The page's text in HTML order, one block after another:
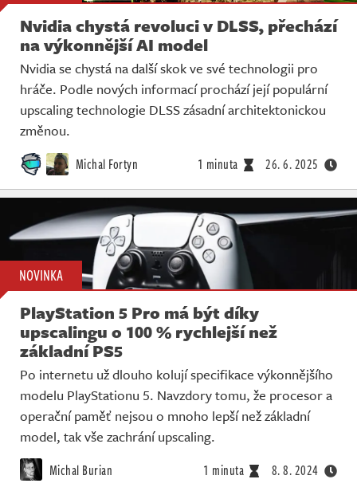
Nvidia chystá revoluci v DLSS, přechází
na výkonnější AI model
Nvidia se chystá na další skok ve své technologii pro
hráče. Podle nových informací prochází její populární
upscaling technologie DLSS zásadní architektonickou
změnou.
Michal Fortyn 1 minuta 26. 6. 2025
NOVINKA
PlayStation 5 Pro má být díky
upscalingu o 100 % rychlejší než
základní PS5
Po internetu už dlouho kolují specifikace výkonnějšího
modelu PlayStationu 5. Navzdory tomu, že procesor a
operační paměť nejsou o mnoho lepší než základní
model, tak vše zachrání upscaling.
Michal Burian 1 minuta 8. 8. 2024